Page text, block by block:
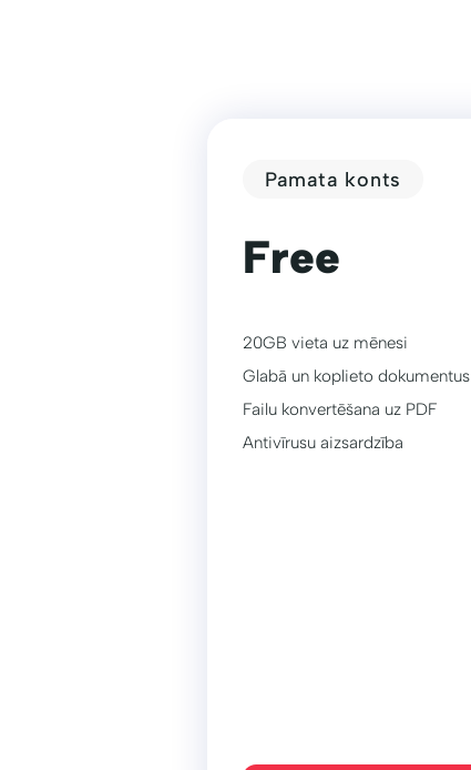
Pamata konts
Free
20GB vieta uz mēnesi
Glabā un koplieto dokumentus
Failu konvertēšana uz PDF
Antivīrusu aizsardzība